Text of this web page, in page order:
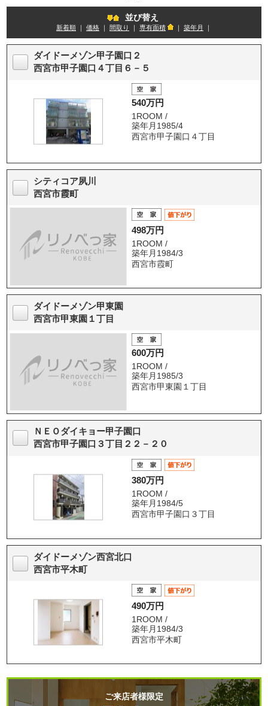
並び替え
新着順 ｜ 価格 ｜ 間取り ｜ 専有面積 ｜ 築年月 ｜
ダイドーメゾン甲子園口２
西宮市甲子園口４丁目６－５
540万円
1ROOM /
築年月1985/4
西宮市甲子園口４丁目
シティコア夙川
西宮市霞町
498万円
1ROOM /
築年月1984/3
西宮市霞町
ダイドーメゾン甲東園
西宮市甲東園１丁目
600万円
1ROOM /
築年月1985/3
西宮市甲東園１丁目
ＮＥＯダイキョー甲子園口
西宮市甲子園口３丁目２２－２０
380万円
1ROOM /
築年月1984/5
西宮市甲子園口３丁目
ダイドーメゾン西宮北口
西宮市平木町
490万円
1ROOM /
築年月1984/3
西宮市平木町
ご来店者様限定